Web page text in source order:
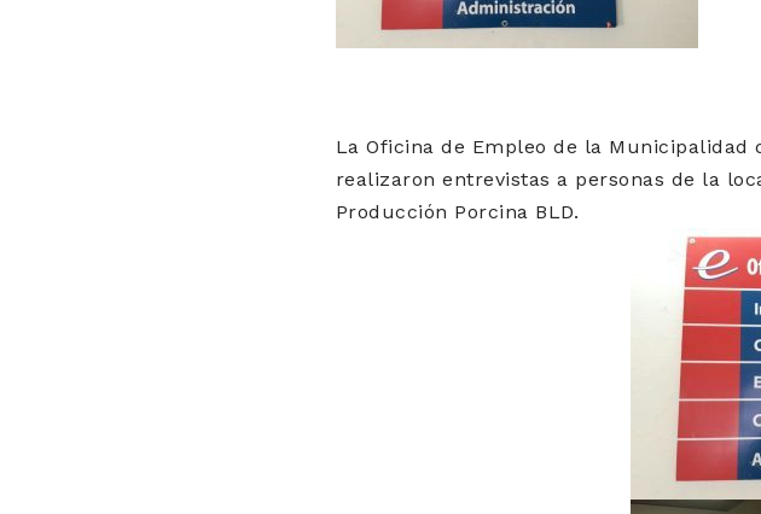
La Oficina de Empleo de la Municipalidad
realizaron entrevistas a personas de la
Producción Porcina BLD.